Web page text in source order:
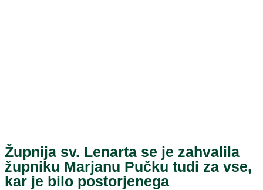
Župnija sv. Lenarta se je zahvalila
župniku Marjanu Pučku tudi za vse,
kar je bilo postorjenega